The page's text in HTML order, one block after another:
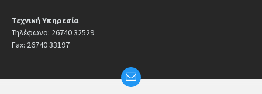
Τεχνική Υπηρεσία
Τηλέφωνο: 26740 32529
Fax: 26740 33197